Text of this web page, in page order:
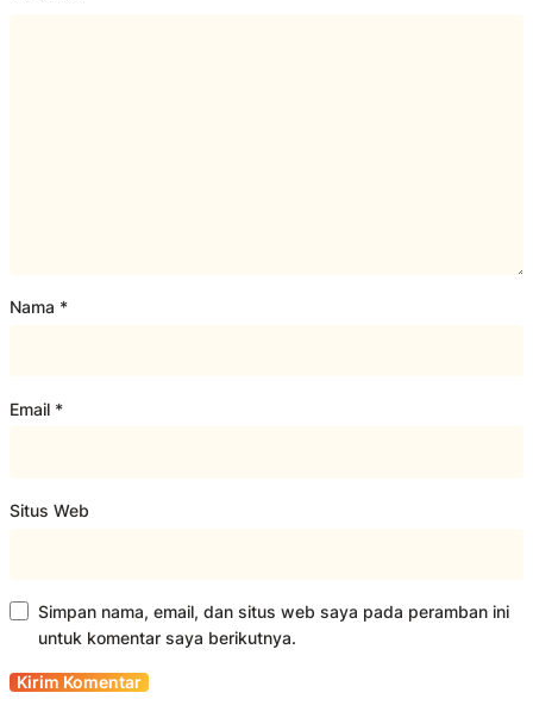
Nama *
Email *
Situs Web
Simpan nama, email, dan situs web saya pada peramban ini
untuk komentar saya berikutnya.